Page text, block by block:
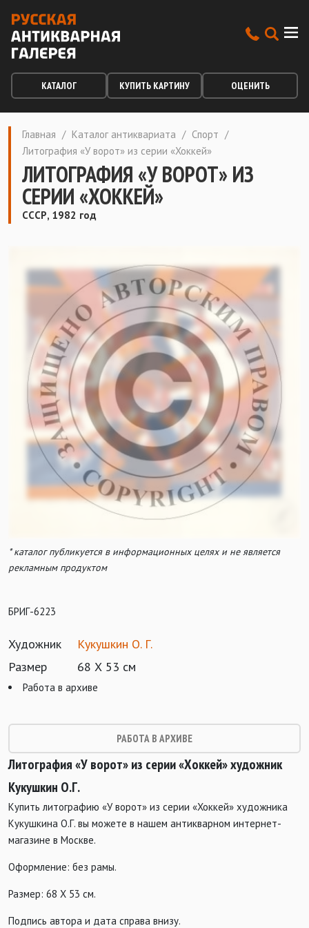
КАТАЛОГ КУПИТЬ КАРТИНУ ОЦЕНИТЬ
Главная / Каталог антиквариата / Спорт /
Литография «У ворот» из серии «Хоккей»
ЛИТОГРАФИЯ «У ВОРОТ» ИЗ
СЕРИИ «ХОККЕЙ»
СССР, 1982 год
* каталог публикуется в информационных целях и не является
рекламным продуктом
БРИГ-6223
Художник
Кукушкин О. Г.
Размер
68 Х 53 см
Работа в архиве
РАБОТА В АРХИВЕ
Литография «У ворот» из серии «Хоккей» художник
Кукушкин О.Г.
Купить литографию «У ворот» из серии «Хоккей» художника
Кукушкина О.Г. вы можете в нашем антикварном интернет-
магазине в Москве.
Оформление: без рамы.
Размер: 68 Х 53 см.
Подпись автора и дата справа внизу.